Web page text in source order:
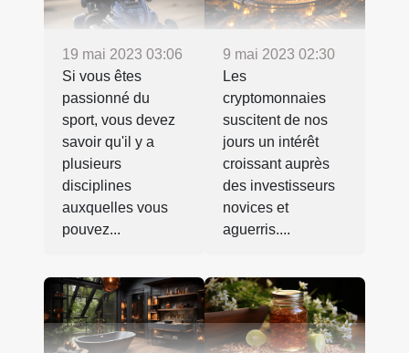
19 mai 2023 03:06
Si vous êtes
passionné du
sport, vous devez
savoir qu'il y a
plusieurs
disciplines
auxquelles vous
pouvez...
9 mai 2023 02:30
Les
cryptomonnaies
suscitent de nos
jours un intérêt
croissant auprès
des investisseurs
novices et
aguerris....